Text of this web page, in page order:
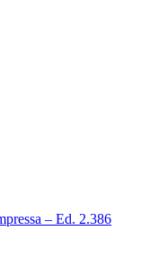
– Ed. 2.386